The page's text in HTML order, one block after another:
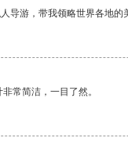
导游，带我领略世界各地的
常简洁，一目了然。